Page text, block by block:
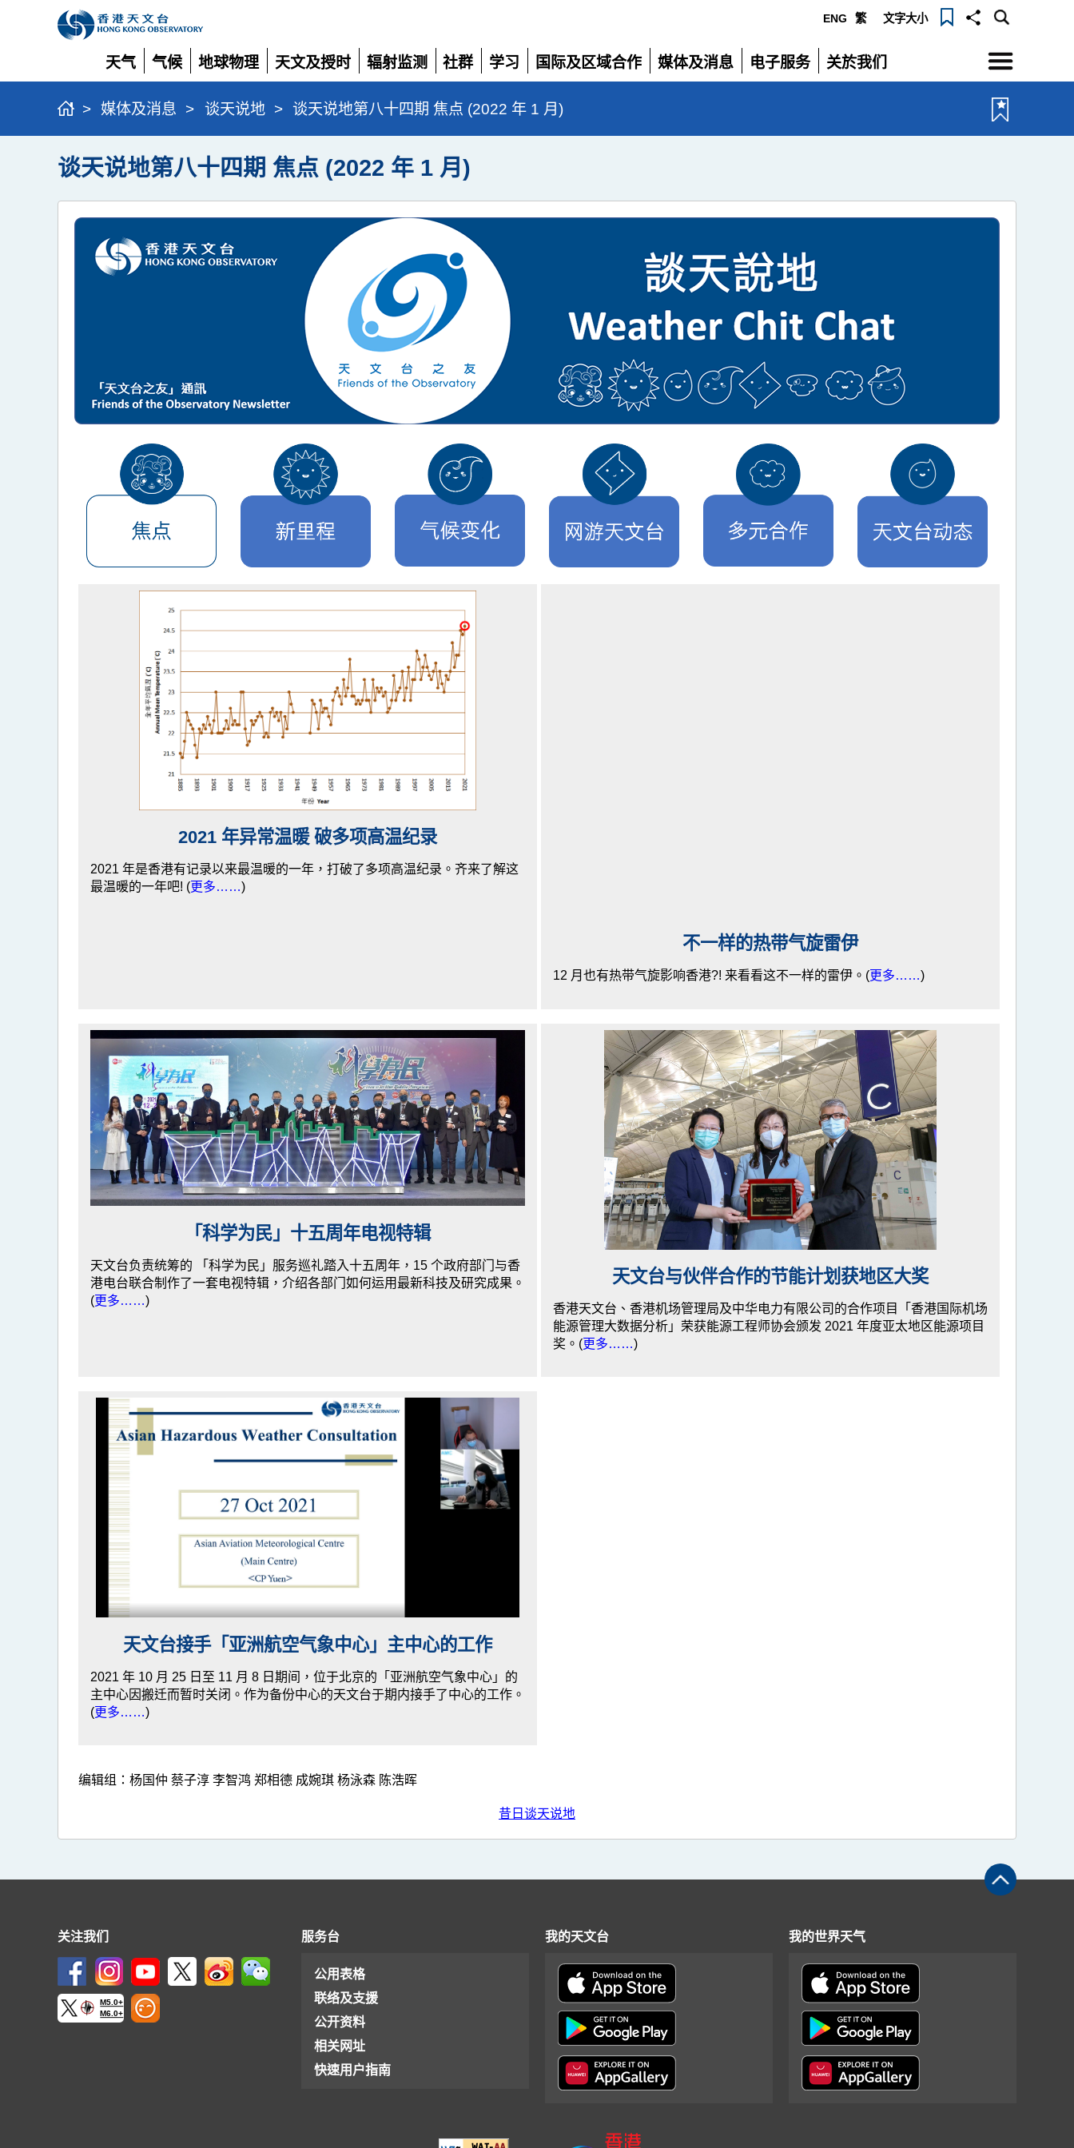
ENG 繁 文字大小
天气
展
开
气候
展
开
地球物理
展
开
天文及授时
展
开
辐射监测
展
开
社群
展
开
学习
展
开
国际及区域合作
展
开
媒体及消息
展
电子服务
展
关於我们
展
选
单
> 媒体及消息 > 谈天说地 > 谈天说地第八十四期 焦点 (2022 年 1 月)
谈天说地第八十四期 焦点 (2022 年 1 月)
2021 年异常温暖 破多项高温纪录
2021 年是香港有记录以来最温暖的一年，打破了多项高温纪录。齐来了解这
最温暖的一年吧! (更多……)
不一样的热带气旋雷伊
12 月也有热带气旋影响香港?! 来看看这不一样的雷伊。(更多……)
「科学为民」十五周年电视特辑
天文台负责统筹的 「科学为民」服务巡礼踏入十五周年，15 个政府部门与香
港电台联合制作了一套电视特辑，介绍各部门如何运用最新科技及研究成果。
(更多……)
天文台与伙伴合作的节能计划获地区大奖
香港天文台、香港机场管理局及中华电力有限公司的合作项目「香港国际机场
能源管理大数据分析」荣获能源工程师协会颁发 2021 年度亚太地区能源项目
奖。(更多……)
天文台接手「亚洲航空气象中心」主中心的工作
2021 年 10 月 25 日至 11 月 8 日期间，位于北京的「亚洲航空气象中心」的
主中心因搬迁而暂时关闭。作为备份中心的天文台于期内接手了中心的工作。
(更多……)
编辑组：杨国仲 蔡子淳 李智鸿 郑相德 成婉琪 杨泳森 陈浩晖
昔日谈天说地
关注我们
M5.0+
M6.0+
服务台
公用表格
联络及支援
公开资料
相关网址
快速用户指南
我的天文台 我的世界天气